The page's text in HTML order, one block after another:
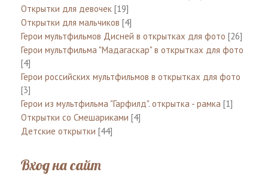
Открытки для девочек [19]
Открытки для мальчиков [4]
Герои мультфильмов Дисней в открытках для фото [26]
Герои мультфильма "Мадагаскар" в открытках для фото
[4]
Герои российских мультфильмов в открытках для фото
[3]
Герои из мультфильма "Гарфилд". открытка - рамка [1]
Открытки со Смешариками [4]
Детские открытки [44]
Вход на сайт